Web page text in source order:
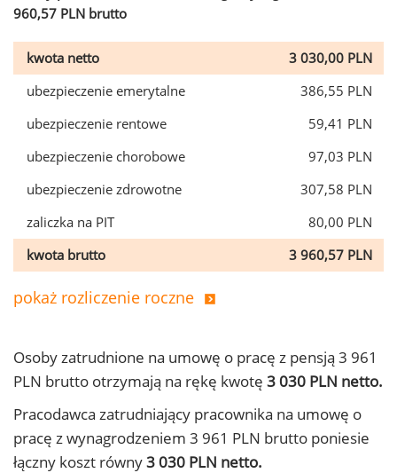
960,57 PLN brutto
kwota netto
3 030,00 PLN
ubezpieczenie emerytalne
386,55 PLN
ubezpieczenie rentowe
59,41 PLN
ubezpieczenie chorobowe
97,03 PLN
ubezpieczenie zdrowotne
307,58 PLN
zaliczka na PIT
80,00 PLN
kwota brutto
3 960,57 PLN
pokaż rozliczenie roczne
Osoby zatrudnione na umowę o pracę z pensją 3 961
PLN brutto otrzymają na rękę kwotę 3 030 PLN netto.
Pracodawca zatrudniający pracownika na umowę o
pracę z wynagrodzeniem 3 961 PLN brutto poniesie
łączny koszt równy3 030 PLN netto.